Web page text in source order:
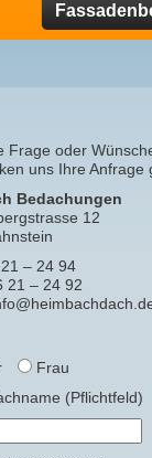
Frage oder
uns Ihre
Bedachungen
12
– 24 94
21 – 24 92
Frau
(Pflichtfeld)